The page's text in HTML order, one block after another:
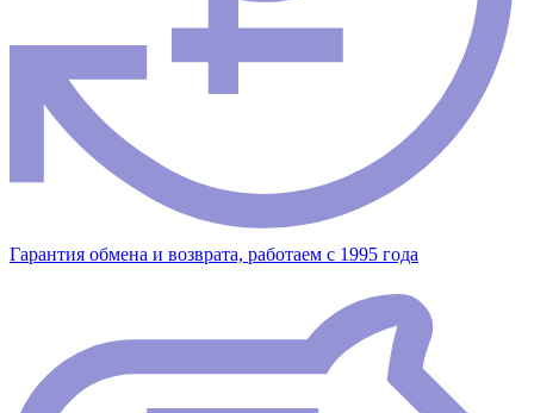
Гарантия обмена и возврата, работаем с 1995 года